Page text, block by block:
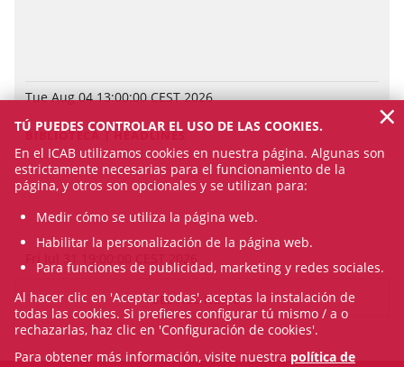
Tue Aug 04 13:00:00 CEST 2026
BIBLIOTECA | HEADLINES
Fri Jul 31 19:00:00 CEST 2026
SEE ALL NEWS
TÚ PUEDES CONTROLAR EL USO DE LAS COOKIES.
En el ICAB utilizamos cookies en nuestra página. Algunas son
estrictamente necesarias para el funcionamiento de la
página, y otros son opcionales y se utilizan para:
Medir cómo se utiliza la página web.
Habilitar la personalización de la página web.
Para funciones de publicidad, marketing y redes sociales.
Al hacer clic en 'Aceptar todas', aceptas la instalación de
todas las cookies. Si prefieres configurar tú mismo / a o
rechazarlas, haz clic en 'Configuración de cookies'.
Para obtener más información, visite nuestra política de
×